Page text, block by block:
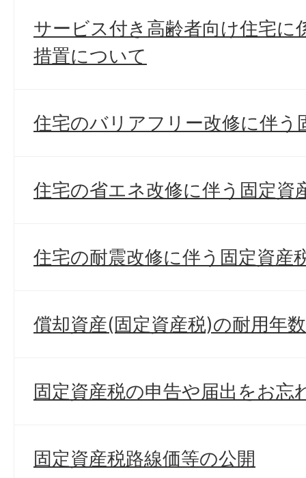
サービス付き高齢者向け住宅に
措置について
住宅のバリアフリー改修に伴う
住宅の省エネ改修に伴う固定資
住宅の耐震改修に伴う固定資産
償却資産(固定資産税)の耐用年
固定資産税の申告や届出をお忘
固定資産税路線価等の公開